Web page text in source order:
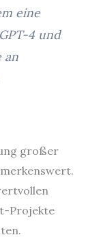
eine
4 und
an
großer
Projekte